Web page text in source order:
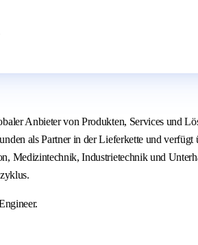
Anbieter von Produkten, Services und
als Partner in der Lieferkette und verfügt
Industrietechnik und